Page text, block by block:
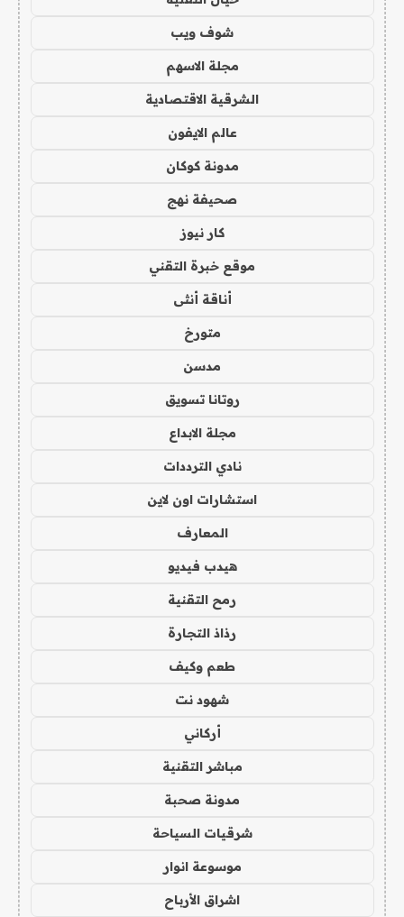
شوف ويب
مجلة الاسهم
الشرقية الاقتصادية
عالم الايفون
مدونة كوكان
صحيفة نهج
كار نيوز
موقع خبرة التقني
أناقة أنثى
متورخ
مدسن
روتانا تسويق
مجلة الابداع
نادي الترددات
استشارات اون لاين
المعارف
هيدب فيديو
رمح التقنية
رذاذ التجارة
طعم وكيف
شهود نت
أركاني
مباشر التقنية
مدونة صحبة
شرقيات السياحة
موسوعة انوار
اشراق الأرباح